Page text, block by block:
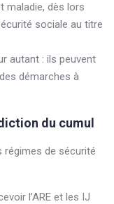
maladie, dès lors
sociale au titre
autant : ils peuvent
démarches à
du cumul
régimes de sécurité
l’ARE et les IJ